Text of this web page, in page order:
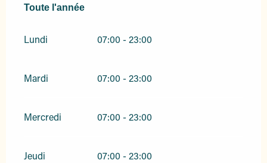
Toute l'année
Toute l'année
Lundi 07:00 - 23:00
Mardi 07:00 - 23:00
Mercredi 07:00 - 23:00
Jeudi 07:00 - 23:00